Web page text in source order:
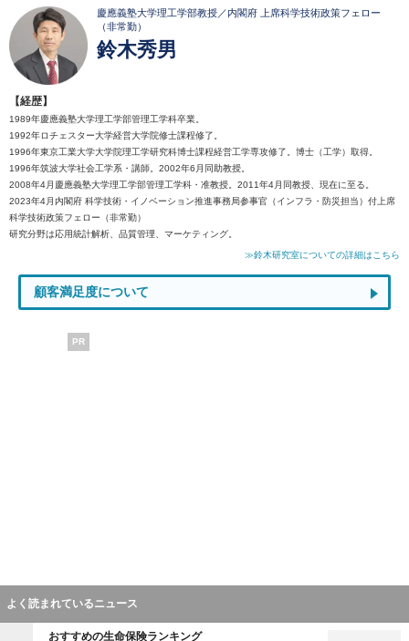
慶應義塾大学理工学部教授／内閣府 上席科学技術政策フェロー
（非常勤）
鈴木秀男
【経歴】
1989年慶應義塾大学理工学部管理工学科卒業。
1992年ロチェスター大学経営大学院修士課程修了。
1996年東京工業大学大学院理工学研究科博士課程経営工学専攻修了。博士（工学）取得。
1996年筑波大学社会工学系・講師。2002年6月同助教授。
2008年4月慶應義塾大学理工学部管理工学科・准教授。2011年4月同教授、現在に至る。
2023年4月内閣府 科学技術・イノベーション推進事務局参事官（インフラ・防災担当）付上席
科学技術政策フェロー（非常勤）
研究分野は応用統計解析、品質管理、マーケティング。
≫鈴木研究室についての詳細はこちら
顧客満足度について
PR
よく読まれているニュース
おすすめの生命保険ランキング